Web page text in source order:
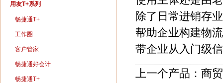
用友T+系列
畅捷通T+
工作圈
客户管家
畅捷通好会计
畅捷通T+
除了日常进销存
帮助企业构建物
带企业从入门级
上一个产品： 商